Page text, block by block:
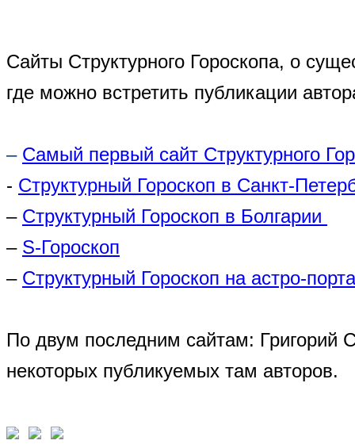
Сайты Структурного Гороскопа, о
где можно встретить публикации
– Самый первый сайт Структурного
- Структурный Гороскоп в Санкт-
– Структурный Гороскоп в Болгарии
– S-Гороскоп
– Структурный Гороскоп на астро-
По двум последним сайтам: Григорий
некоторых публикуемых там авторов.